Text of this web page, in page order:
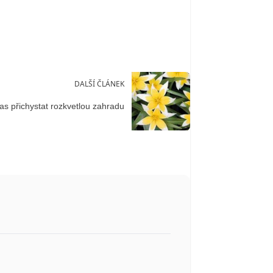
DALŠÍ ČLÁNEK
přichystat rozkvetlou zahradu